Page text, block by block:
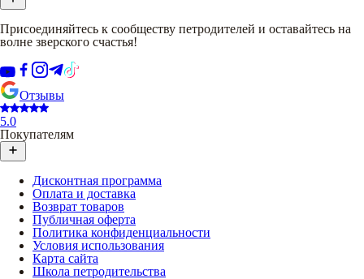
Присоединяйтесь к сообществу петродителей и оставайтесь на
волне зверского счастья!
Отзывы
5.0
Покупателям
Дисконтная программа
Оплата и доставка
Возврат товаров
Публичная оферта
Политика конфиденциальности
Условия использования
Карта сайта
Школа петродительства